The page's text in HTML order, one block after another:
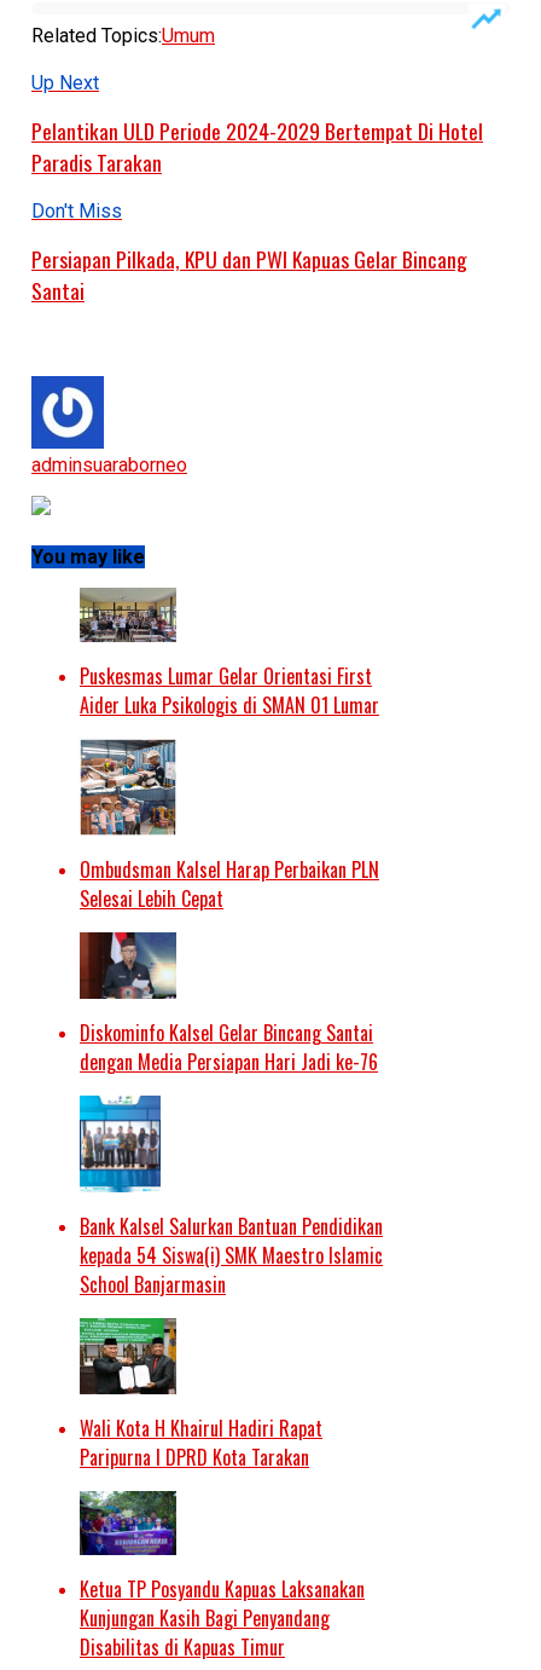
Related Topics:Umum
Up Next
Pelantikan ULD Periode 2024-2029 Bertempat Di Hotel
Paradis Tarakan
Don't Miss
Persiapan Pilkada, KPU dan PWI Kapuas Gelar Bincang
Santai
adminsuaraborneo
You may like
Puskesmas Lumar Gelar Orientasi First
Aider Luka Psikologis di SMAN 01 Lumar
Ombudsman Kalsel Harap Perbaikan PLN
Selesai Lebih Cepat
Diskominfo Kalsel Gelar Bincang Santai
dengan Media Persiapan Hari Jadi ke-76
Bank Kalsel Salurkan Bantuan Pendidikan
kepada 54 Siswa(i) SMK Maestro Islamic
School Banjarmasin
Wali Kota H Khairul Hadiri Rapat
Paripurna I DPRD Kota Tarakan
Ketua TP Posyandu Kapuas Laksanakan
Kunjungan Kasih Bagi Penyandang
Disabilitas di Kapuas Timur